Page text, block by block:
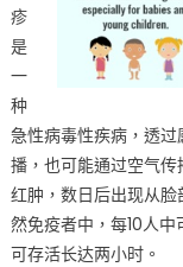
疹
是
一
种
急性病毒性疾病，透
播，也可能通过空气
红肿，数日后出现从
然免疫者中，每10人
可存活长达两小时。